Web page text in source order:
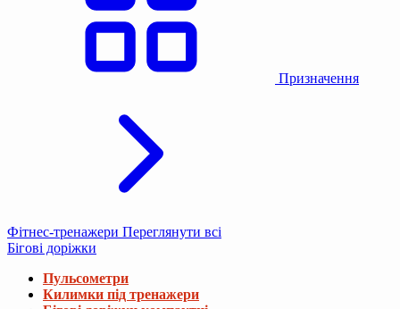
Призначення
Фітнес-тренажери Переглянути всі
Бігові доріжки
Пульсометри
Килимки під тренажери